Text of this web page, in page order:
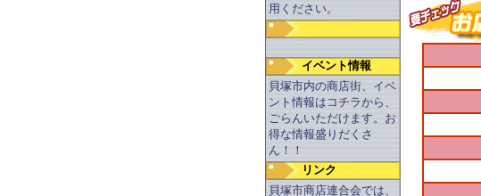
用ください。
イベント情報
貝塚市内の商店街、イベ
ント情報はコチラから、
ごらんいただけます。お
得な情報盛りだくさ
ん！！
リンク
貝塚市商店連合会では、